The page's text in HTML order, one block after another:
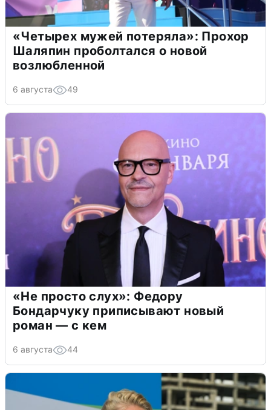
«Четырех мужей потеряла»: Прохор
Шаляпин проболтался о новой
возлюбленной
6 августа 49
«Не просто слух»: Федору
Бондарчуку приписывают новый
роман — с кем
6 августа 44